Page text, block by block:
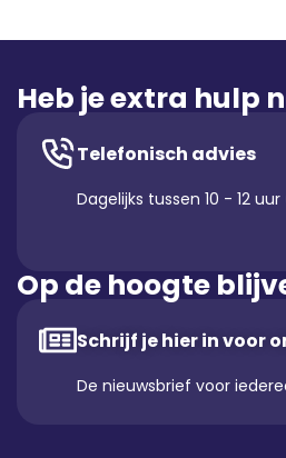
Heb je extra hulp
Telefonisch advies
Dagelijks tussen 10 - 12 uur
Op de hoogte
Schrijf je hier in voor
De nieuwsbrief voor